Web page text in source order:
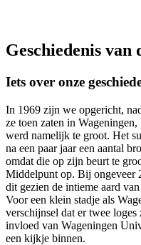
Geschiedenis van
Iets over onze
In 1969 zijn we opgericht,
ze toen zaten in
werd namelijk te groot. Het
na een paar jaar een aantal
omdat die op zijn beurt te
Middelpunt op. Bij ongeveer
dit gezien de intieme aard
Voor een klein stadje als
verschijnsel dat er twee
invloed van Wageningen
een kijkje binnen.